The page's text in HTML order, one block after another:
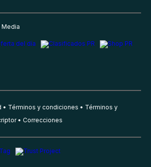
Media
Términos y condiciones
Términos y
Correcciones